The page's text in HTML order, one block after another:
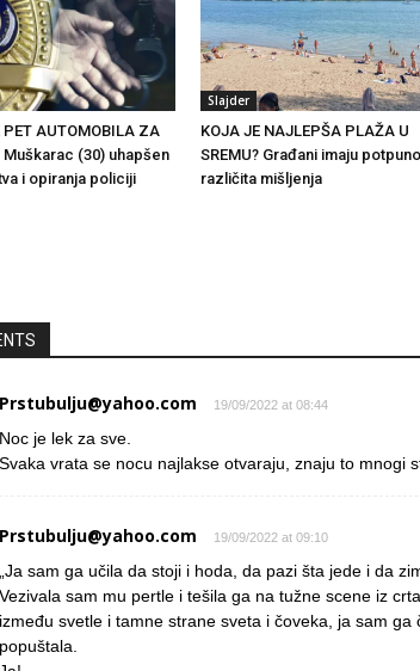
PET AUTOMOBILA ZA
Muškarac (30) uhapšen
i opiranja policiji
Slajder
KOJA JE NAJLEPŠA PLAŽA U
SREMU? Građani imaju potpuno
različita mišljenja
Prstubulju@yahoo.com 19/09/2022 at 08:44
Noc je lek za sve.
Svaka vrata se nocu najlakse otvaraju, znaju to mnogi
Prstubulju@yahoo.com 19/09/2022 at 09:10
„Ja sam ga učila da stoji i hoda, da pazi šta jede i da
Vezivala sam mu pertle i tešila ga na tužne scene iz
između svetle i tamne strane sveta i čoveka, ja sam
popuštala.